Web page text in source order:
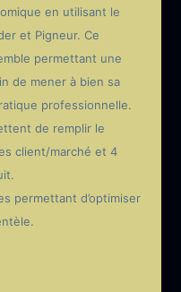
en utilisant le
et Pigneur. Ce
permettant une
de mener à bien sa
professionnelle.
de remplir le
client/marché et 4
permettant d’optimiser